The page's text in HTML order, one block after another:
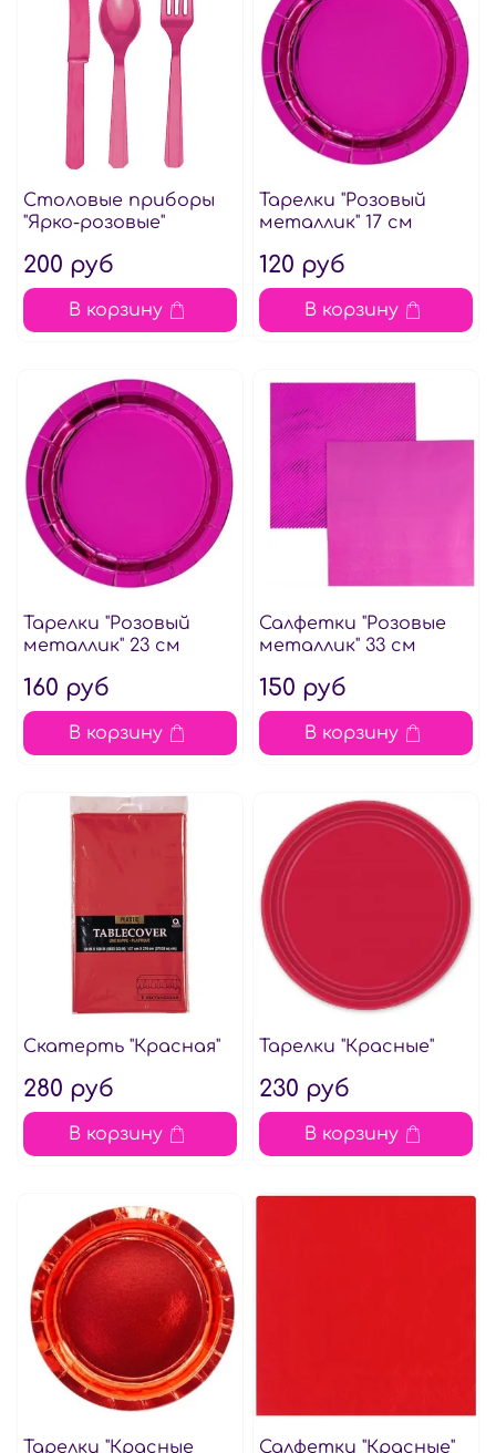
Столовые приборы
"Ярко-розовые"
200 руб
В корзину
Тарелки "Розовый
металлик" 17 см
120 руб
В корзину
Тарелки "Розовый
металлик" 23 см
160 руб
В корзину
Салфетки "Розовые
металлик" 33 см
150 руб
В корзину
Скатерть "Красная"
280 руб
В корзину
Тарелки "Красные"
230 руб
В корзину
Тарелки "Красные Салфетки "Красные"